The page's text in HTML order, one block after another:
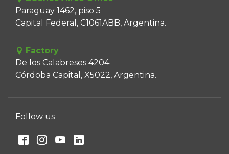
Paraguay 1462, piso 5
Capital Federal, C1061ABB, Argentina.
Factory
De los Calabreses 4204
Córdoba Capital, X5022, Argentina.
Follow us